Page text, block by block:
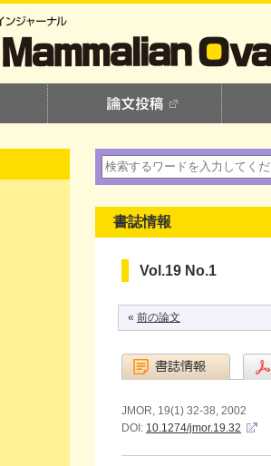
書誌情報
Vol.19 No.1
« 前の論文
JMOR, 19(1) 32-38, 2002
DOI: 10.1274/jmor.19.32